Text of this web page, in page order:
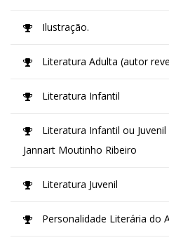
Ilustração.
Literatura Adulta (autor
Literatura Infantil
Literatura Infantil ou
Jannart Moutinho Ribeiro
Literatura Juvenil
Personalidade Literária do